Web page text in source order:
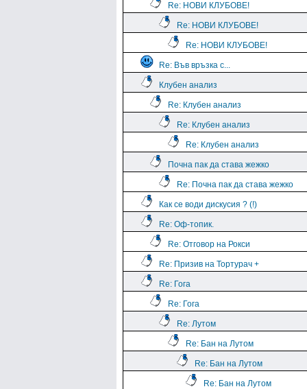
Re: НОВИ КЛУБОВЕ!
Re: НОВИ КЛУБОВЕ!
Re: НОВИ КЛУБОВЕ!
Re: Във връзка с...
Клубен анализ
Re: Клубен анализ
Re: Клубен анализ
Re: Клубен анализ
Почна пак да става жежко
Re: Почна пак да става жежко
Как се води дискусия ? (!)
Re: Оф-топик.
Re: Отговор на Рокси
Re: Призив на Тортурач +
Re: Гога
Re: Гога
Re: Лутом
Re: Бан на Лутом
Re: Бан на Лутом
Re: Бан на Лутом